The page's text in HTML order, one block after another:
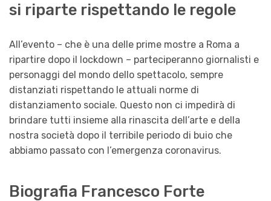
si riparte rispettando le regole
All’evento – che è una delle prime mostre a Roma a
ripartire dopo il lockdown – parteciperanno giornalisti e
personaggi del mondo dello spettacolo, sempre
distanziati rispettando le attuali norme di
distanziamento sociale. Questo non ci impedirà di
brindare tutti insieme alla rinascita dell’arte e della
nostra società dopo il terribile periodo di buio che
abbiamo passato con l’emergenza coronavirus.
Biografia Francesco Forte